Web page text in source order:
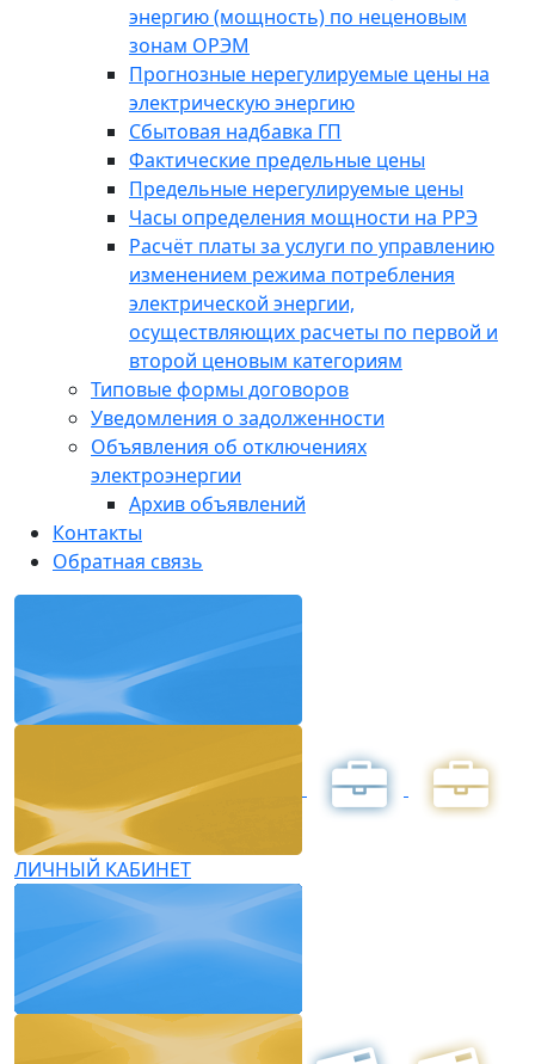
энергию (мощность) по неценовым
зонам ОРЭМ
Прогнозные нерегулируемые цены на
электрическую энергию
Сбытовая надбавка ГП
Фактические предельные цены
Предельные нерегулируемые цены
Часы определения мощности на РРЭ
Расчёт платы за услуги по управлению
изменением режима потребления
электрической энергии,
осуществляющих расчеты по первой и
второй ценовым категориям
Типовые формы договоров
Уведомления о задолженности
Объявления об отключениях
электроэнергии
Архив объявлений
Контакты
Обратная связь
ЛИЧНЫЙ КАБИНЕТ